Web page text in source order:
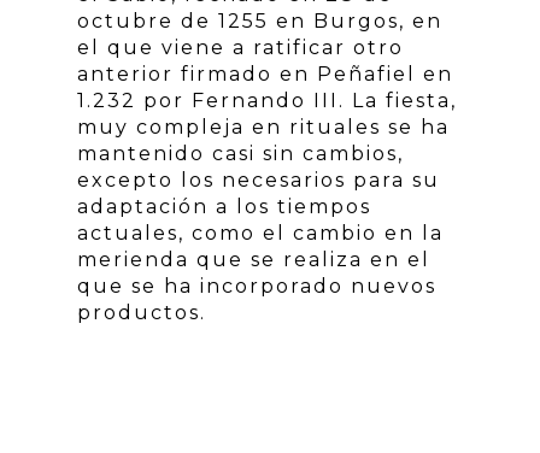
octubre de 1255 en Burgos, en
el que viene a ratificar otro
anterior firmado en Peñafiel en
1.232 por Fernando III. La fiesta,
muy compleja en rituales se ha
mantenido casi sin cambios,
excepto los necesarios para su
adaptación a los tiempos
actuales, como el cambio en la
merienda que se realiza en el
que se ha incorporado nuevos
productos.